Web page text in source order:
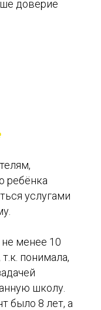
доверие
ребёнка
услугами
менее 10
понимала,
школу.
было 8 лет, а